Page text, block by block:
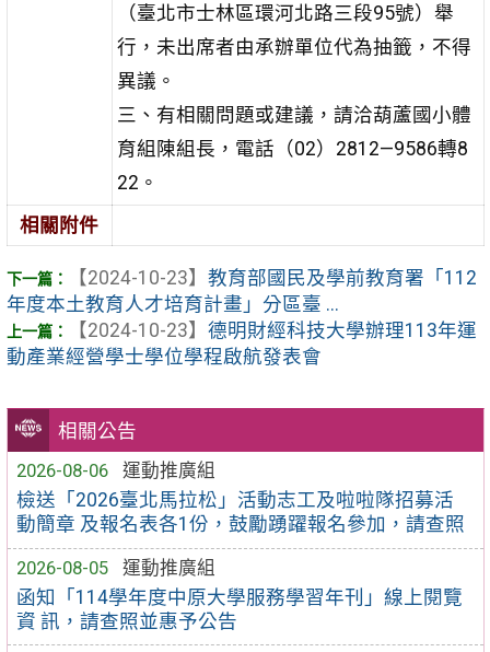
相關公告
2026-08-06
運動推廣組
檢送「2026臺北馬拉松」活動志工及啦啦隊招募活
動簡章 及報名表各1份，鼓勵踴躍報名參加，請查照
2026-08-05
運動推廣組
函知「114學年度中原大學服務學習年刊」線上閱覽
資 訊，請查照並惠予公告
（臺北市士林區環河北路三段95號）舉
行，未出席者由承辦單位代為抽籤，不得
異議。
三、有相關問題或建議，請洽葫蘆國小體
育組陳組長，電話（02）2812—9586轉8
22。
相關附件
【2024-10-23】 教育部國民及學前教育署「112
年度本土教育人才培育計畫」分區臺 ...
【2024-10-23】 德明財經科技大學辦理113年運
動產業經營學士學位學程啟航發表會